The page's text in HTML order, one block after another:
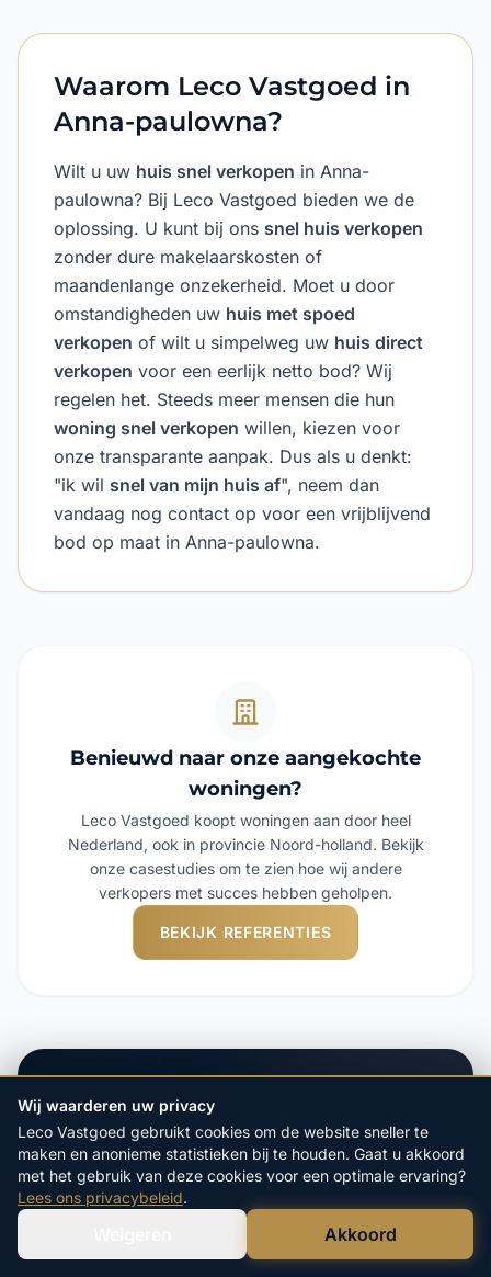
Waarom Leco Vastgoed in
Anna-paulowna?
Wilt u uw huis snel verkopen in Anna-
paulowna? Bij Leco Vastgoed bieden we de
oplossing. U kunt bij ons snel huis verkopen
zonder dure makelaarskosten of
maandenlange onzekerheid. Moet u door
omstandigheden uw huis met spoed
verkopen of wilt u simpelweg uw huis direct
verkopen voor een eerlijk netto bod? Wij
regelen het. Steeds meer mensen die hun
woning snel verkopen willen, kiezen voor
onze transparante aanpak. Dus als u denkt:
"ik wil snel van mijn huis af", neem dan
vandaag nog contact op voor een vrijblijvend
bod op maat in Anna-paulowna.
Benieuwd naar onze aangekochte
woningen?
Leco Vastgoed koopt woningen aan door heel
Nederland, ook in provincie Noord-holland. Bekijk
onze casestudies om te zien hoe wij andere
verkopers met succes hebben geholpen.
BEKIJK REFERENTIES
Waarom kiezen voor Leco
Vastgoed?
Al 20 jaar dé specialist in het
direct aankopen van woningen
Bel Ons Direct
Wij waarderen uw privacy
Leco Vastgoed gebruikt cookies om de website sneller te
maken en anonieme statistieken bij te houden. Gaat u akkoord
met het gebruik van deze cookies voor een optimale ervaring?
Lees ons privacybeleid.
Akkoord